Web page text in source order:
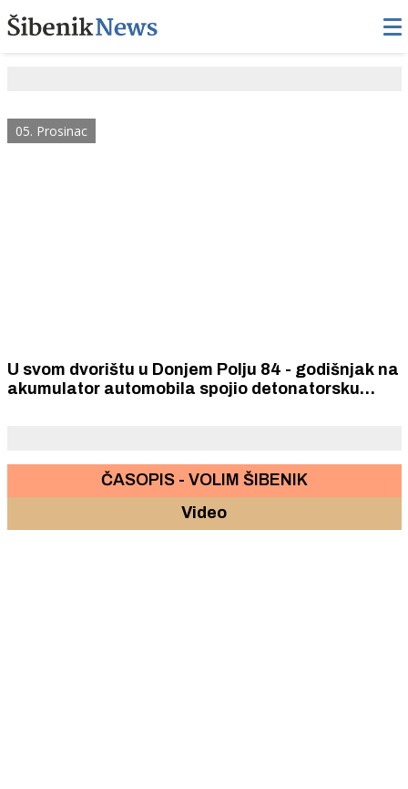
05. Prosinac
U svom dvorištu u Donjem Polju 84 - godišnjak na
akumulator automobila spojio detonatorsku
ČASOPIS - VOLIM ŠIBENIK
Video